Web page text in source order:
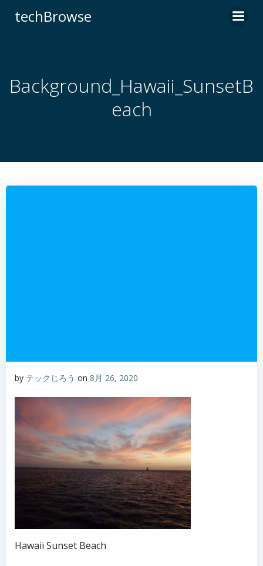
へ
ス
キ
ッ
techBrowse
Background_Hawaii_SunsetB
each
by テックじろう on 8月 26, 2020
Hawaii Sunset Beach